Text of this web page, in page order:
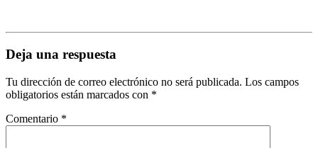
Deja una respuesta
Tu dirección de correo electrónico no será publicada. Los campos
obligatorios están marcados con *
Comentario *